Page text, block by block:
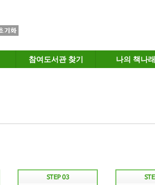
참여도서관 찾기 나의 책나래